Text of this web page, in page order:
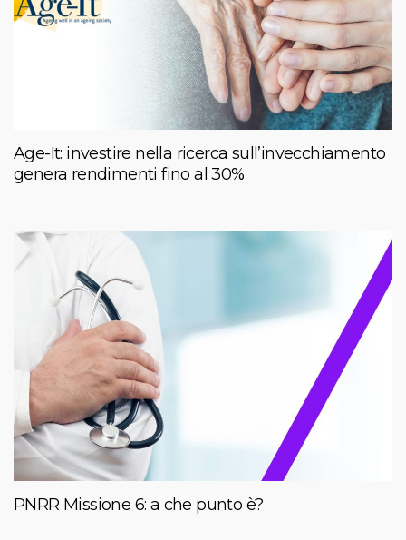
Age-It: investire nella ricerca sull’invecchiamento
genera rendimenti fino al 30%
PNRR Missione 6: a che punto è?